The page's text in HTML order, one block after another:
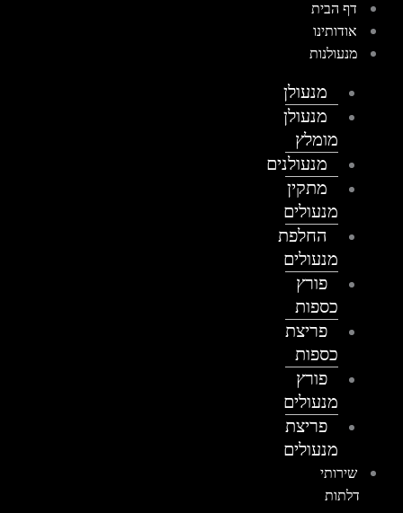
דף הבית
אודותינו
מנעולנות
מנעולן
מנעולן
מומלץ
מנעולנים
מתקין
מנעולים
החלפת
מנעולים
פורץ
כספות
פריצת
כספות
פורץ
מנעולים
פריצת
מנעולים
שירותי
דלתות